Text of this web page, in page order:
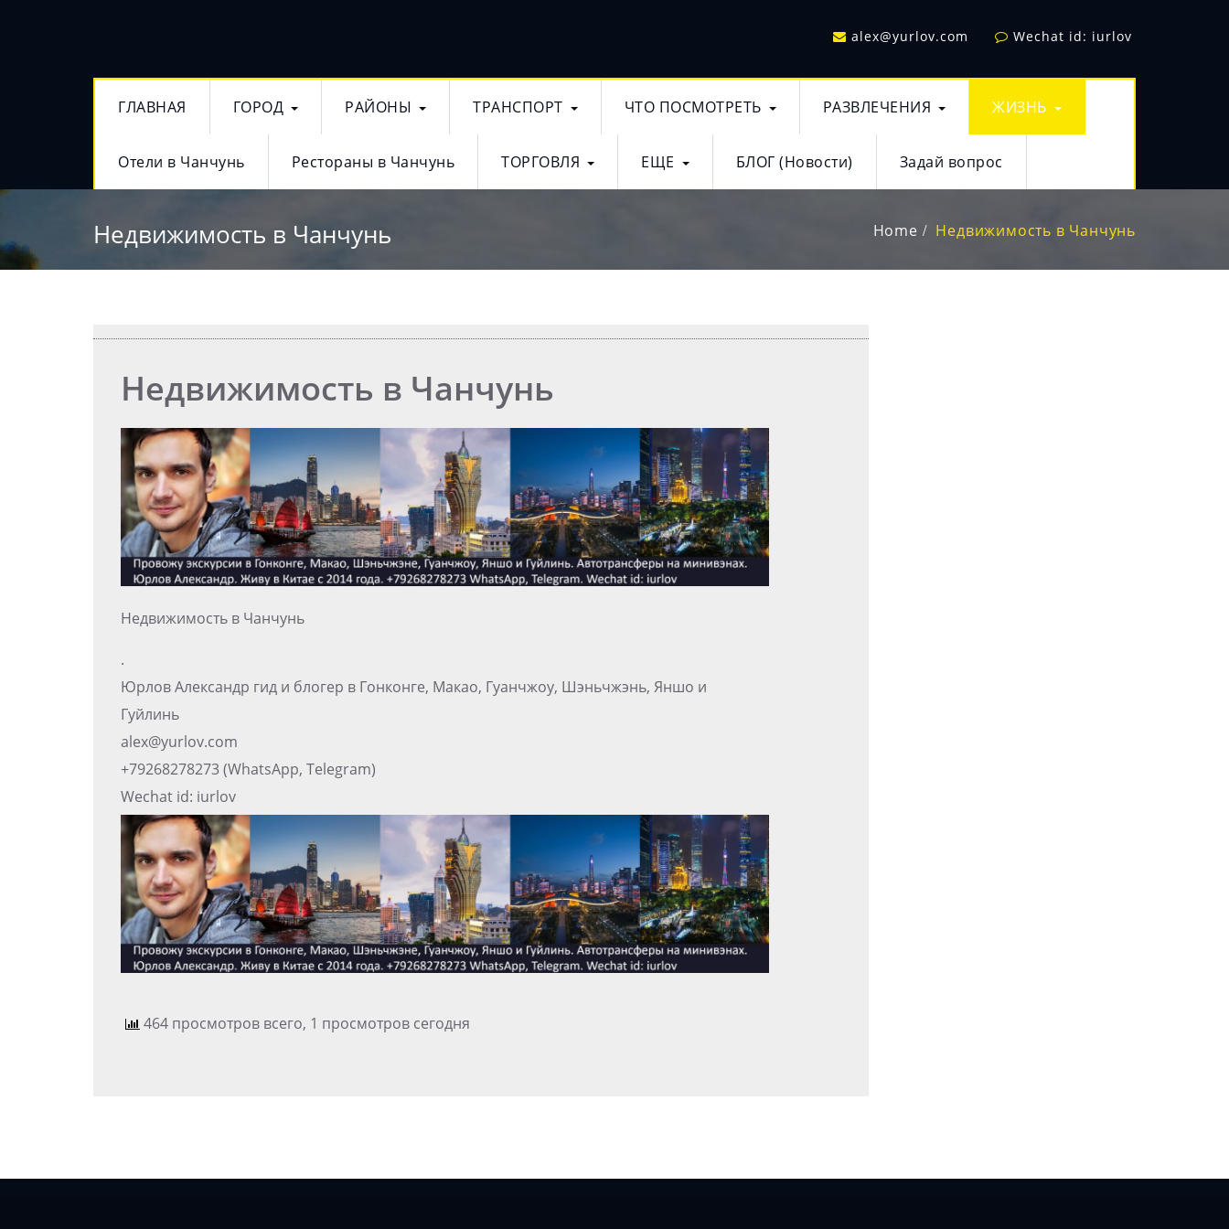
alex@yurlov.com Wechat id: iurlov
ГЛАВНАЯ ГОРОД РАЙОНЫ ТРАНСПОРТ ЧТО ПОСМОТРЕТЬ РАЗВЛЕЧЕНИЯ ЖИЗНЬ
Отели в Чанчунь Рестораны в Чанчунь ТОРГОВЛЯ ЕЩЕ БЛОГ (Новости) Задай вопрос
Недвижимость в Чанчунь Home Недвижимость в Чанчунь
Недвижимость в Чанчунь
Недвижимость в Чанчунь
.
Юрлов Александр гид и блогер в Гонконге, Макао, Гуанчжоу, Шэньчжэнь, Яншо и
Гуйлинь
alex@yurlov.com
+79268278273 (WhatsApp, Telegram)
Wechat id: iurlov
464 просмотров всего, 1 просмотров сегодня